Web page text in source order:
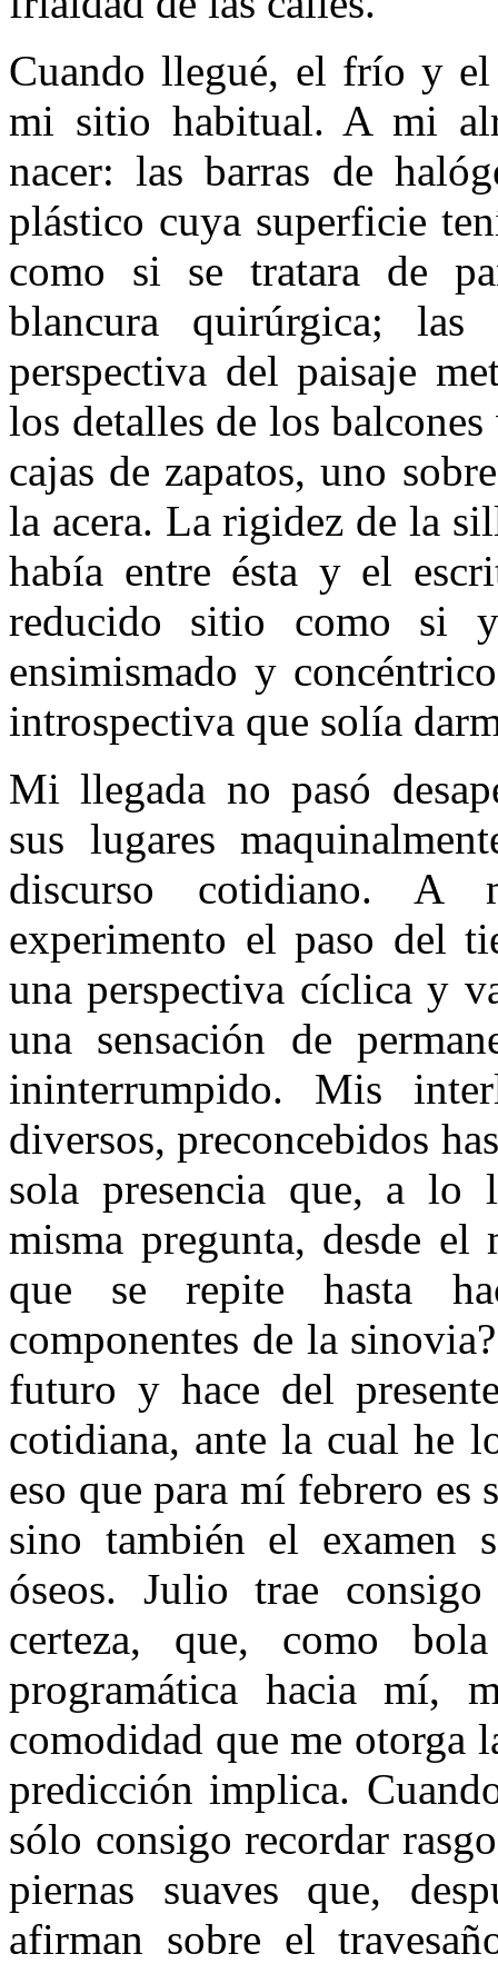
Cuando llegué, el frío y
mi sitio habitual. A mi
nacer: las barras de
plástico cuya superficie
como si se tratara de
blancura quirúrgica; las
perspectiva del paisaje
los detalles de los
cajas de zapatos, uno
la acera. La rigidez de la
había entre ésta y el
reducido sitio como si
ensimismado y
introspectiva que solía
Mi llegada no pasó
sus lugares
discurso cotidiano. A
experimento el paso del
una perspectiva cíclica y
una sensación de
ininterrumpido. Mis
diversos, preconcebidos
sola presencia que, a lo
misma pregunta, desde
que se repite hasta
componentes de la
futuro y hace del
cotidiana, ante la cual he
eso que para mí febrero es
sino también el examen
óseos. Julio trae
certeza, que, como
programática hacia mí,
comodidad que me otorga
predicción implica.
sólo consigo recordar
piernas suaves que,
afirman sobre el